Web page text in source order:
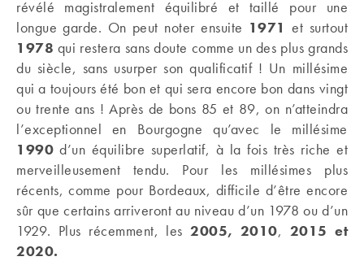
révélé magistralement équilibré et taillé pour une
longue garde. On peut noter ensuite 1971 et surtout
1978 qui restera sans doute comme un des plus grands
du siècle, sans usurper son qualificatif ! Un millésime
qui a toujours été bon et qui sera encore bon dans vingt
ou trente ans ! Après de bons 85 et 89, on n’atteindra
l’exceptionnel en Bourgogne qu’avec le millésime
1990 d’un équilibre superlatif, à la fois très riche et
merveilleusement tendu. Pour les millésimes plus
récents, comme pour Bordeaux, difficile d’être encore
sûr que certains arriveront au niveau d’un 1978 ou d’un
1929. Plus récemment, les2005, 2010, 2015 et
2020.